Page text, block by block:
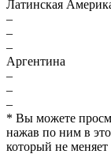
Латинская
–
–
–
Аргентина
–
–
–
* Вы можете
нажав по ним в
который не